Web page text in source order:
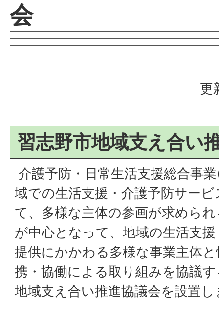
会
更
習志野市地域支え合い
介護予防・日常生活支援総合事
域での生活支援・介護予防サー
て、多様な主体の参画が求めら
が中心となって、地域の生活支
提供にかかわる多様な事業主体
携・協働による取り組みを協議
地域支え合い推進協議会を設置し